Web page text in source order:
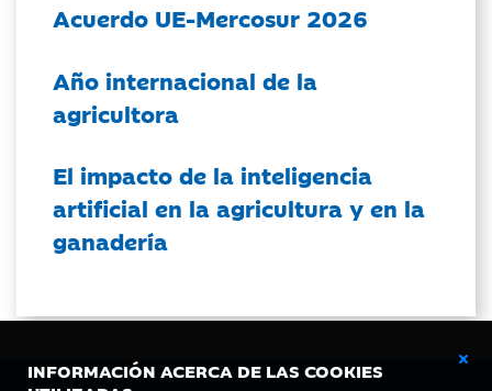
INFORMACIÓN ACERCA DE LAS COOKIES
Acuerdo UE-Mercosur 2026
Año internacional de la
agricultora
El impacto de la inteligencia
artificial en la agricultura y en la
ganadería